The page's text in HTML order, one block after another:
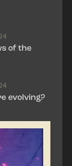
of the
evolving?